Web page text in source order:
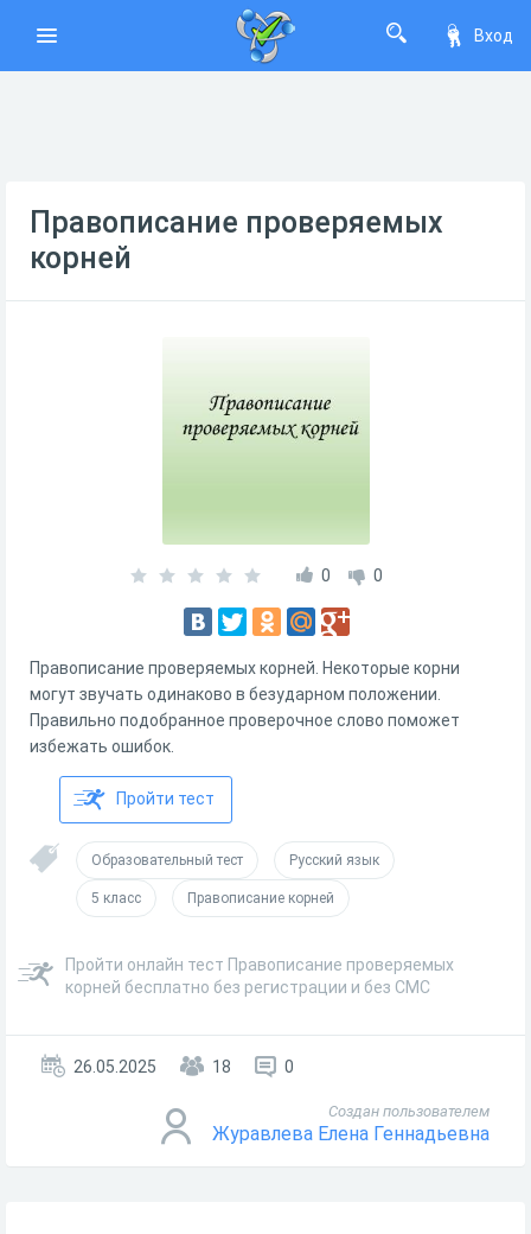
Вход
Правописание проверяемых
корней
0 0
Правописание проверяемых корней. Некоторые корни
могут звучать одинаково в безударном положении.
Правильно подобранное проверочное слово поможет
избежать ошибок.
Пройти тест
Образовательный тест Русский язык
5 класс Правописание корней
Пройти онлайн тест Правописание проверяемых
корней бесплатно без регистрации и без СМС
26.05.2025 18 0
Создан пользователем
Журавлева Елена Геннадьевна